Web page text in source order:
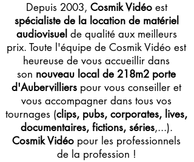
Depuis 2003, Cosmik Vidéoest
spécialiste de la location de matériel
audiovisuel de qualité aux meilleurs
prix. Toute l'équipe de Cosmik Vidéo est
heureuse de vous accueillir dans
son nouveau local de 218m2 porte
d'Aubervilliers pour vous conseiller et
vous accompagner dans tous vos
tournages (clips, pubs, corporates, lives,
documentaires, fictions, séries,...).
Cosmik Vidéo pour les professionnels
de la profession !